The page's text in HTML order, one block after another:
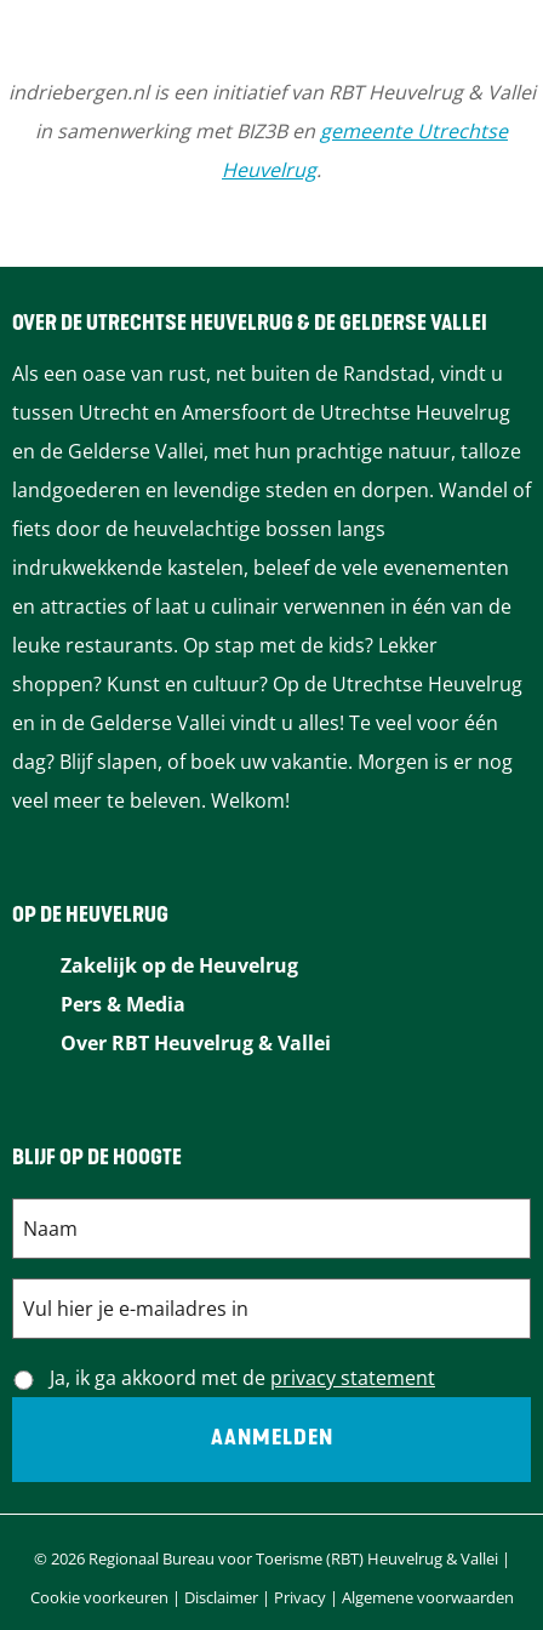
n
i
u
indriebergen.nl is een initiatief van RBT Heuvelrug & Vallei
in samenwerking met BIZ3B en gemeente Utrechtse
Heuvelrug.
OVER DE UTRECHTSE HEUVELRUG & DE GELDERSE VALLEI
Als een oase van rust, net buiten de Randstad, vindt u
tussen Utrecht en Amersfoort de Utrechtse Heuvelrug
en de Gelderse Vallei, met hun prachtige natuur, talloze
landgoederen en levendige steden en dorpen. Wandel of
fiets door de heuvelachtige bossen langs
indrukwekkende kastelen, beleef de vele evenementen
en attracties of laat u culinair verwennen in één van de
leuke restaurants. Op stap met de kids? Lekker
shoppen? Kunst en cultuur? Op de Utrechtse Heuvelrug
en in de Gelderse Vallei vindt u alles! Te veel voor één
dag? Blijf slapen, of boek uw vakantie. Morgen is er nog
veel meer te beleven. Welkom!
OP DE HEUVELRUG
Zakelijk op de Heuvelrug
Pers & Media
Over RBT Heuvelrug & Vallei
BLIJF OP DE HOOGTE
Ja, ik ga akkoord met de privacy statement
© 2026 Regionaal Bureau voor Toerisme (RBT) Heuvelrug & Vallei |
Cookie voorkeuren | Disclaimer| Privacy| Algemene voorwaarden